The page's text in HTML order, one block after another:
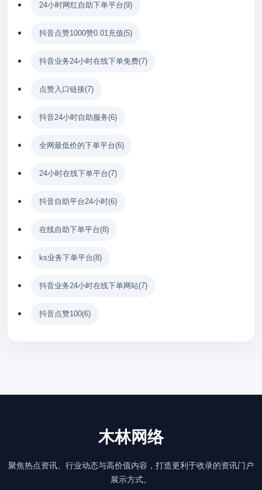
24小时网红自助下单平台(9)
抖音点赞1000赞0.01充值(5)
抖音业务24小时在线下单免费(7)
点赞入口链接(7)
抖音24小时自助服务(6)
全网最低价的下单平台(6)
24小时在线下单平台(7)
抖音自助平台24小时(6)
在线自助下单平台(8)
ks业务下单平台(8)
抖音业务24小时在线下单网站(7)
抖音点赞100(6)
木林网络
聚焦热点资讯、行业动态与高价值内容，打造更利于收录的资讯门户
展示方式。